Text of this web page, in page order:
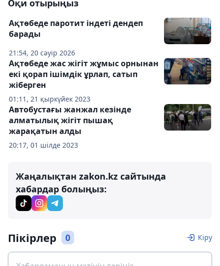
Оқи отырыңыз
21:54, 20 сәуір 2026
Ақтөбеде паротит індеті дендеп
барады
01:11, 21 қыркүйек 2023
Ақтөбеде жас жігіт жұмыс орнынан
екі қорап ішімдік ұрлап, сатып
жіберген
20:17, 01 шілде 2023
Автобустағы жанжал кезінде
алматылық жігіт пышақ
жарақатын алды
Жаңалықтан zakon.kz сайтында
хабардар болыңыз:
Пікірлер 0 Кіру